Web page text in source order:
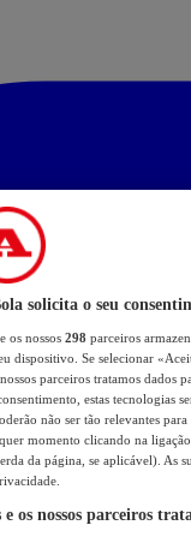
solicita o seu
os nossos 298 parceiros
dispositivo. Se selecionar
parceiros tratamos dados
estas tecnologias
não ser tão relevantes
momento clicando na
da página, se aplicável). As
e os nossos parceiros